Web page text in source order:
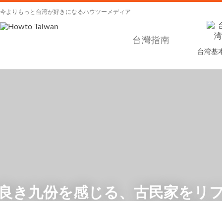
今よりもっと台湾が好きになるハウツーメディア
台灣指南
台湾基
き九份を感じる、古民家をリ